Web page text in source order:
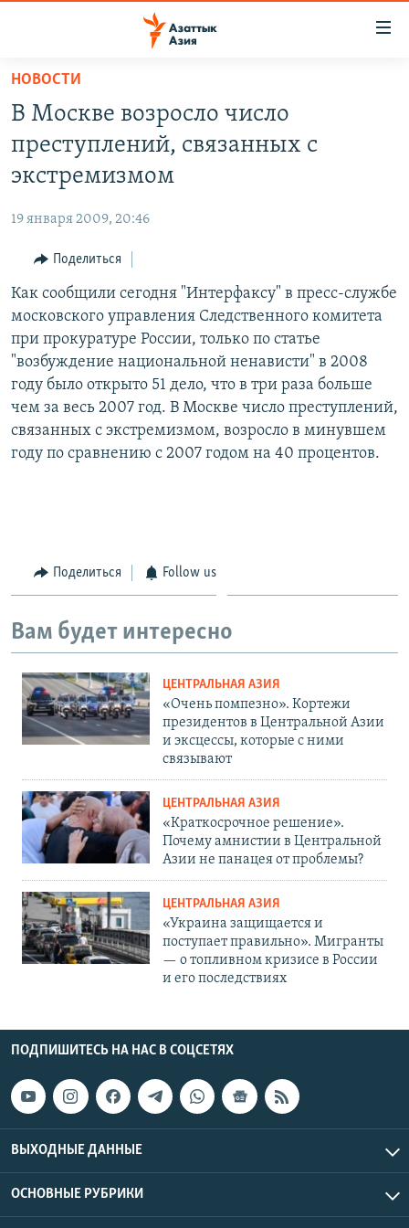
Вернуться
основному
содержанию
Вернутся
главной
навигации
Вернутся
поиску
ТАДЖИКИСТАН
ВОЙНА В УКРАИНЕ
ҚАЗАҚША
КЫРГЫЗЧА
ЎЗБЕКЧА
TÜRKMENÇE
Все сайты РСЕ/РС
НОВОСТИ
В Москве возросло число
преступлений, связанных с
экстремизмом
19 января 2009, 20:46
Поделиться
Как сообщили сегодня "Интерфаксу" в пресс-службе
московского управления Следственного комитета
при прокуратуре России, только по статье
"возбуждение национальной ненависти" в 2008
году было открыто 51 дело, что в три раза больше
чем за весь 2007 год. В Москве число преступлений,
связанных с экстремизмом, возросло в минувшем
году по сравнению с 2007 годом на 40 процентов.
Поделиться Follow us
Вам будет интересно
ЦЕНТРАЛЬНАЯ АЗИЯ
«Очень помпезно». Кортежи
президентов в Центральной Азии
и эксцессы, которые с ними
связывают
ЦЕНТРАЛЬНАЯ АЗИЯ
«Краткосрочное решение».
Почему амнистии в Центральной
Азии не панацея от проблемы?
ЦЕНТРАЛЬНАЯ АЗИЯ
«Украина защищается и
поступает правильно». Мигранты
— о топливном кризисе в России
и его последствиях
ПОДПИШИТЕСЬ НА НАС В СОЦСЕТЯХ
ВЫХОДНЫЕ ДАННЫЕ
ОСНОВНЫЕ РУБРИКИ